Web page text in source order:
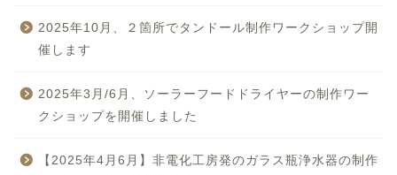
2025年10月、２箇所でタンドール制作ワークショップ開
催します
2025年3月/6月、ソーラーフードドライヤーの制作ワー
クショップを開催しました
【2025年4月6月】非電化工房発のガラス瓶浄水器の制作